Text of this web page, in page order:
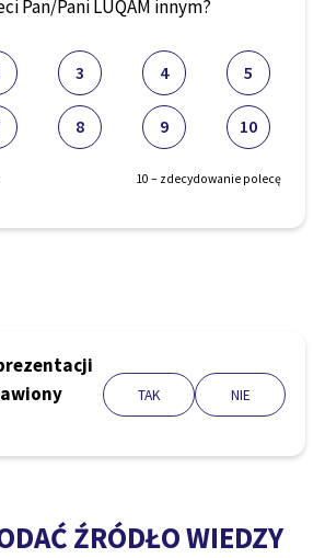
Pan/Pani LUQAM innym?
3 4 5
8 9 10
10 – zdecydowanie polecę
TAK NIE
ŹRÓDŁO WIEDZY